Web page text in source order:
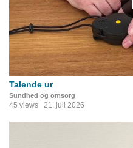
Talende ur
Sundhed og omsorg
45 views 21. juli 2026